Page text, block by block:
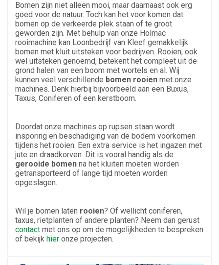
Bomen zijn niet alleen mooi, maar daarnaast ook erg
goed voor de natuur. Toch kan het voor komen dat
bomen op de verkeerde plek staan of te groot
geworden zijn. Met behulp van onze Holmac
rooimachine kan Loonbedrijf van Kleef gemakkelijk
bomen met kluit uitsteken voor bedrijven. Rooien, ook
wel uitsteken genoemd, betekent het compleet uit de
grond halen van een boom met wortels en al. Wij
kunnen veel verschillende bomen rooien met onze
machines. Denk hierbij bijvoorbeeld aan een Buxus,
Taxus, Coniferen of een kerstboom.
Doordat onze machines op rupsen staan wordt
insporing en beschadiging van de bodem voorkomen
tijdens het rooien. Een extra service is het ingazen met
jute en draadkorven. Dit is vooral handig als de
gerooide bomen na het kluiten moeten worden
getransporteerd of lange tijd moeten worden
opgeslagen.
Wil je bomen laten rooien? Of wellicht coniferen,
taxus, rietplanten of andere planten? Neem dan gerust
contact met ons op om de mogelijkheden te bespreken
of bekijk hier onze projecten.